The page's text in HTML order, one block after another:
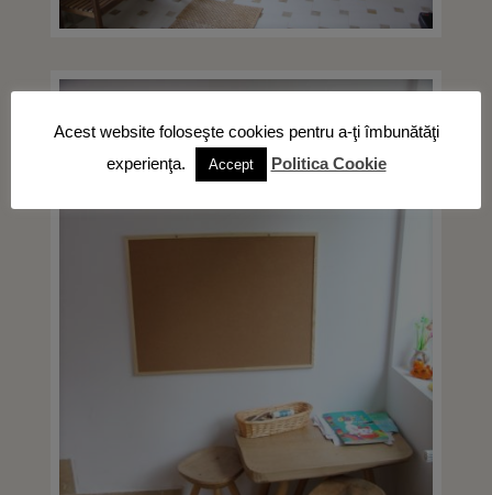
Acest website foloseşte cookies pentru a-ţi îmbunătăţi
experienţa.
Accept Politica Cookie